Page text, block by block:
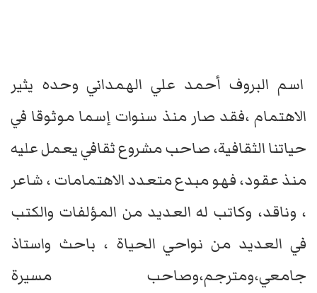
اسم البروف أحمد علي الهمداني وحده يثير
الاهتمام ،فقد صار منذ سنوات إسما موثوقا في
حياتنا الثقافية، صاحب مشروع ثقافي يعمل عليه
منذ عقود، فهو مبدع متعدد الاهتمامات ، شاعر
، وناقد، وكاتب له العديد من المؤلفات والكتب
في العديد من نواحي الحياة ، باحث واستاذ
جامعي،ومترجم،وصاحب مسيرة